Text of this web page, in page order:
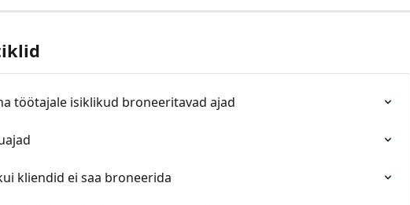
töötajale isiklikud broneeritavad ajad
kliendid ei saa broneerida